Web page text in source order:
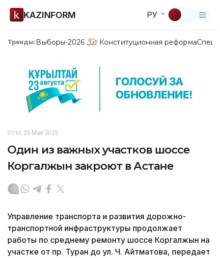
KAZINFORM РУ
Тренды:Выборы-2026 Конституционная реформа
01:10, 25 Мая 2025
Один из важных участков шоссе
Коргалжын закроют в Астане
Управление транспорта и развития дорожно-
транспортной инфраструктуры продолжает
работы по среднему ремонту шоссе Коргалжын на
участке от пр. Туран до ул. Ч. Айтматова, передает